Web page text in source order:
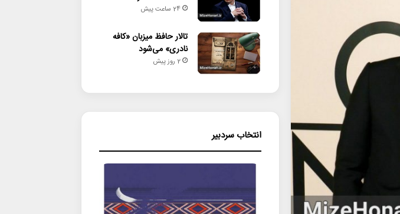
24 ساعت پیش
تالار حافظ میزبان «کافه
نادری» می‌شود
2 روز پیش
انتخاب سردبیر